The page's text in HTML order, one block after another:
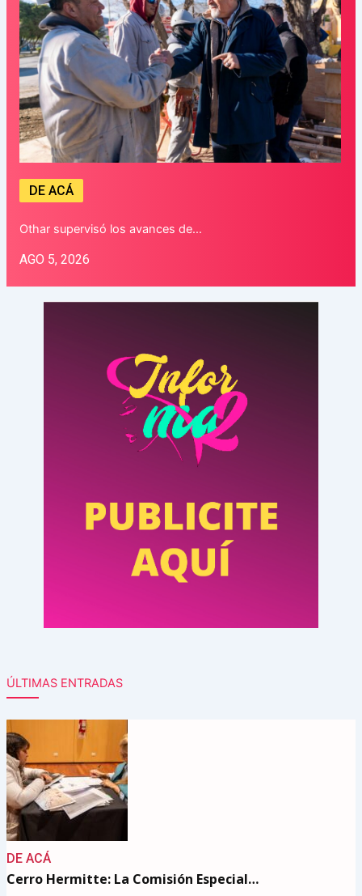
DE ACÁ
Othar supervisó los avances de…
AGO 5, 2026
ÚLTIMAS ENTRADAS
DE ACÁ
Cerro Hermitte: La Comisión Especial…